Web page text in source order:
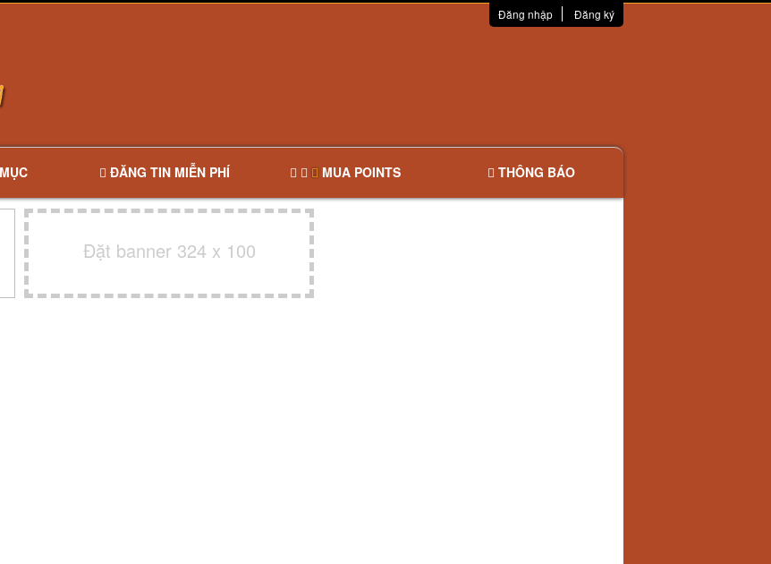
Đăng nhập Đăng ký
ĐĂNG TIN MIỄN PHÍ MUA POINTS THÔNG BÁO
Đặt banner 324 x 100